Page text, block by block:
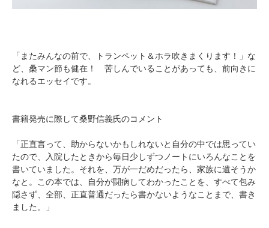
「またみんなの前で、トランペット＆ホラ吹きまくります！」な
ど、桑マン節も健在！ 苦しんでいることがあっても、前向きに
なれるエッセイです。
書籍発売に際して桑野信義氏のコメント
「正直言って、助からないかもしれないと自分の中では思ってい
たので、入院したときから毎日少しずつノートにいろんなことを
書いていました。それを、万が一だめだったら、家族に遺そうか
なと。この本では、自分が闘病してわかったことを、すべて包み
隠さず、全部、正直普通だったら書かないようなことまで、書き
ました。」